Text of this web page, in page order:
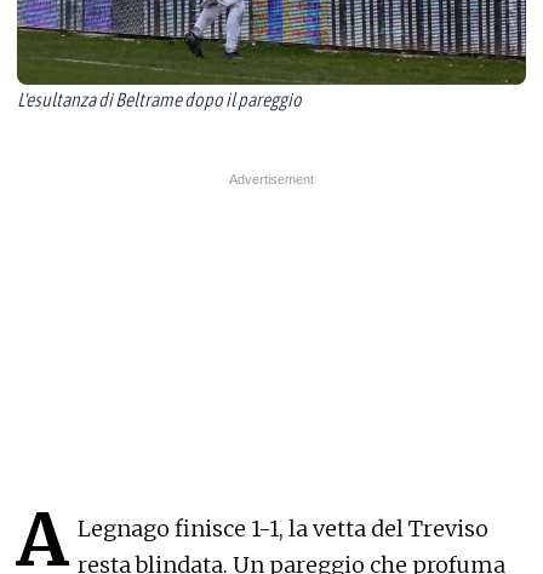
L'esultanza di Beltrame dopo il pareggio
A Legnago finisce 1-1, la vetta del Treviso
resta blindata. Un pareggio che profuma